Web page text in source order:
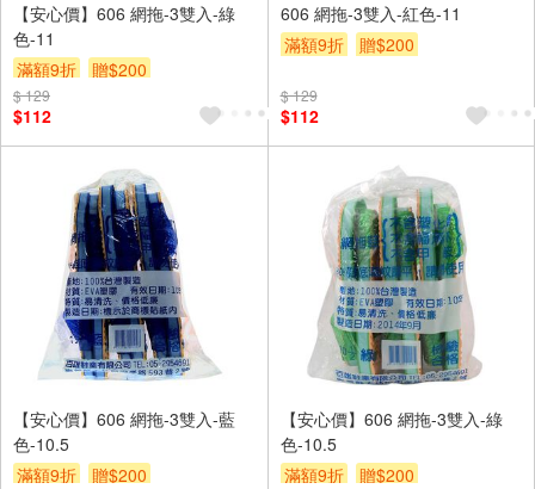
【安心價】606 網拖-3雙入-綠
色-11
滿額9折
贈$200
$ 129
$112
606 網拖-3雙入-紅色-11
滿額9折
贈$200
$ 129
$112
【安心價】606 網拖-3雙入-藍
色-10.5
滿額9折
贈$200
【安心價】606 網拖-3雙入-綠
色-10.5
滿額9折
贈$200